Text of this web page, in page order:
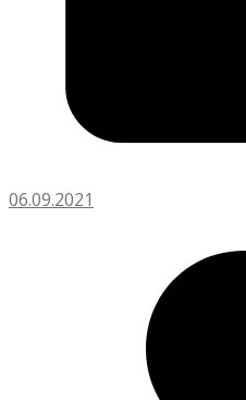
06.09.2021